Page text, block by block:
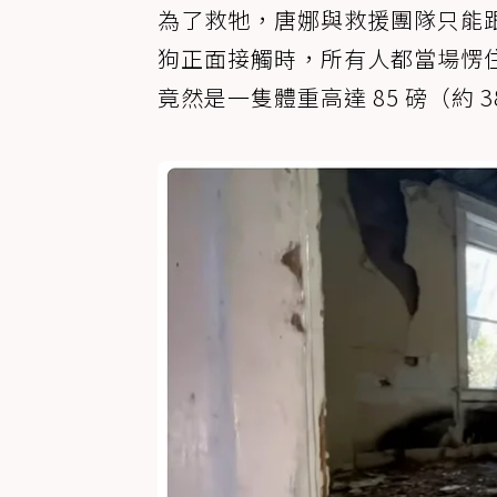
為了救牠，唐娜與救援團隊只
狗正面接觸時，所有人都當場
竟然是一隻體重高達 85 磅（約